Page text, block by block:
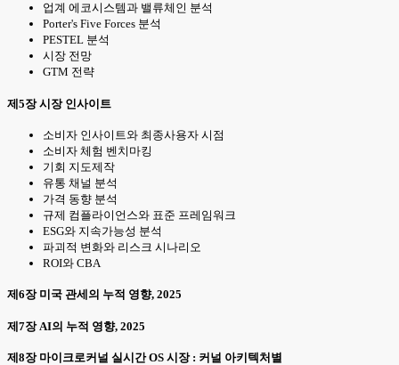
업계 에코시스템과 밸류체인 분석
Porter's Five Forces 분석
PESTEL 분석
시장 전망
GTM 전략
제5장 시장 인사이트
소비자 인사이트와 최종사용자 시점
소비자 체험 벤치마킹
기회 지도제작
유통 채널 분석
가격 동향 분석
규제 컴플라이언스와 표준 프레임워크
ESG와 지속가능성 분석
파괴적 변화와 리스크 시나리오
ROI와 CBA
제6장 미국 관세의 누적 영향, 2025
제7장 AI의 누적 영향, 2025
제8장 마이크로커널 실시간 OS 시장 : 커널 아키텍처별